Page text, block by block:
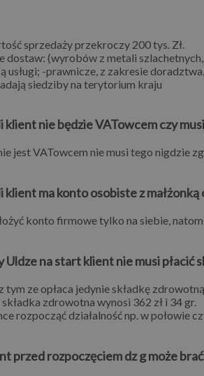
sprzedaży przekroczy 200 tys. Zł.
dostaw: (wyrobów z metali
usługi; -prawnicze, z zakresie
siedziby na terytorium kraju
klient nie będzie VATowcem czy
jest VATowcem nie musi tego nigdzie
klient ma konto osobiste z
konto firmowe tylko na siebie,
Uldze na start klient nie musi płacić
tym ze opłaca jedynie składkę
zdrowotna wynosi 362 zł i 34 gr.
rozpocząć działalność np. w połowie
przed rozpoczęciem dz g może